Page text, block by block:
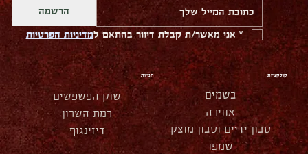
חנויות
שוק הפשפשים
רמת השרון
דיזינגוף
קולקציות
בשמים
אווירה
סבון ידיים וסבון מוצק
שמפו
הרשמה
* אני מאשר/ת קבלת דיוור בהתאם למדיניות הפרטיות